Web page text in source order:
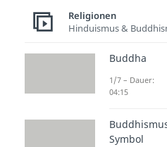
Dauer: 02:02
Dauer: 02:27
Subhanallah
Dauer: 01:36
Dauer: 01:53
Religionen
Hinduismus &
Buddha
1/7 – Dauer:
04:15
Symbol